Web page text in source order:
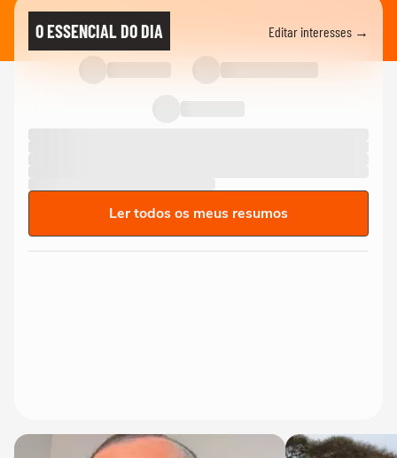
O ESSENCIAL DO DIA Editar interesses →
Ler todos os meus resumos